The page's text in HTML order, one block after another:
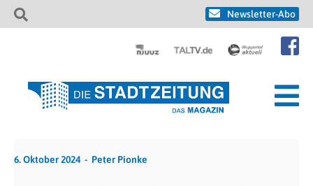
Newsletter-Abo
6. Oktober 2024 Peter Pionke